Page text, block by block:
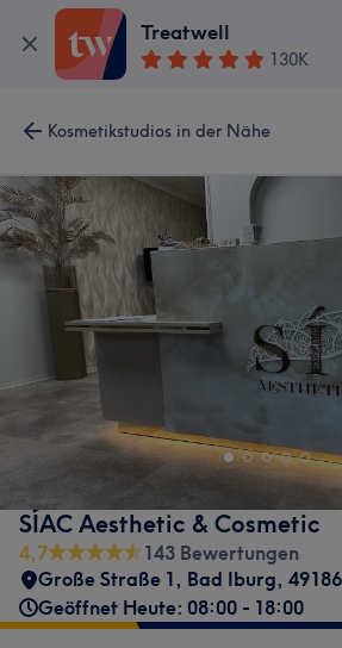
Treatwell
130K
Kosmetikstudios in der Nähe
SÍAC Aesthetic & Cosmetic
4,7
143 Bewertungen
Große Straße 1, Bad Iburg, 49186
Geöffnet Heute: 08:00 - 18:00